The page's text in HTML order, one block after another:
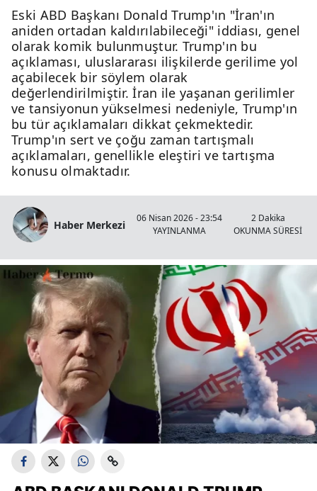
Eski ABD Başkanı Donald Trump'ın "İran'ın
aniden ortadan kaldırılabileceği" iddiası, genel
olarak komik bulunmuştur. Trump'ın bu
açıklaması, uluslararası ilişkilerde gerilime yol
açabilecek bir söylem olarak
değerlendirilmiştir. İran ile yaşanan gerilimler
ve tansiyonun yükselmesi nedeniyle, Trump'ın
bu tür açıklamaları dikkat çekmektedir.
Trump'ın sert ve çoğu zaman tartışmalı
açıklamaları, genellikle eleştiri ve tartışma
konusu olmaktadır.
Haber Merkezi
06 Nisan 2026 - 23:54
YAYINLANMA
2 Dakika
OKUNMA SÜRESİ